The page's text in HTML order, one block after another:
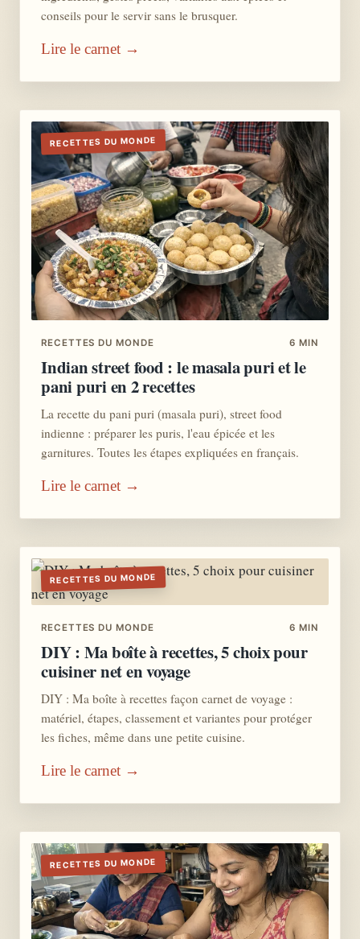
conseils pour le servir sans le brusquer.
Lire le carnet →
RECETTES DU MONDE
RECETTES DU MONDE 6 MIN
Indian street food : le masala puri et le
pani puri en 2 recettes
La recette du pani puri (masala puri), street food
indienne : préparer les puris, l'eau épicée et les
garnitures. Toutes les étapes expliquées en français.
Lire le carnet →
RECETTES DU MONDE
RECETTES DU MONDE 6 MIN
DIY : Ma boîte à recettes, 5 choix pour
cuisiner net en voyage
DIY : Ma boîte à recettes façon carnet de voyage :
matériel, étapes, classement et variantes pour protéger
les fiches, même dans une petite cuisine.
Lire le carnet →
RECETTES DU MONDE